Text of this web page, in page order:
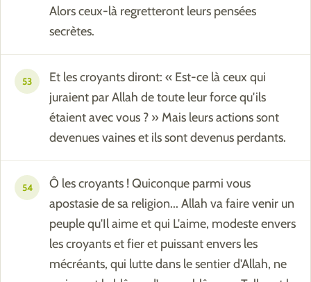
Alors ceux-là regretteront leurs pensées
secrètes.
53
Et les croyants diront: « Est-ce là ceux qui
juraient par Allah de toute leur force qu'ils
étaient avec vous ? » Mais leurs actions sont
devenues vaines et ils sont devenus perdants.
54
Ô les croyants ! Quiconque parmi vous
apostasie de sa religion... Allah va faire venir un
peuple qu'Il aime et qui L'aime, modeste envers
les croyants et fier et puissant envers les
mécréants, qui lutte dans le sentier d'Allah, ne